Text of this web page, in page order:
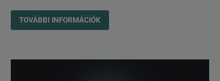
TOVÁBBI INFORMÁCIÓK